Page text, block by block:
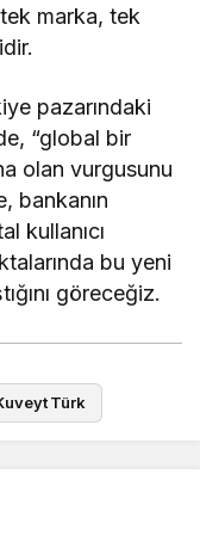
marka, tek
pazarındaki
“global bir
olan vurgusunu
bankanın
kullanıcı
bu yeni
göreceğiz.
Türk